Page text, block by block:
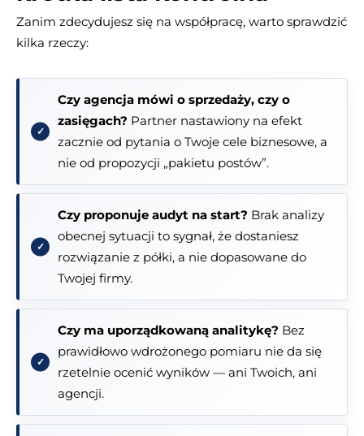
Zanim zdecydujesz się na współpracę, warto sprawdzić
kilka rzeczy:
Czy agencja mówi o sprzedaży, czy o
zasięgach? Partner nastawiony na efekt
zacznie od pytania o Twoje cele biznesowe, a
nie od propozycji „pakietu postów”.
Czy proponuje audyt na start? Brak analizy
obecnej sytuacji to sygnał, że dostaniesz
rozwiązanie z półki, a nie dopasowane do
Twojej firmy.
Czy ma uporządkowaną analitykę? Bez
prawidłowo wdrożonego pomiaru nie da się
rzetelnie ocenić wyników — ani Twoich, ani
agencji.